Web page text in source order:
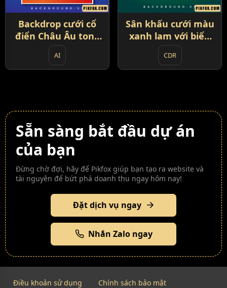
Backdrop cưới cổ
điển Châu Âu tone
vàng kem (93)
AI
Sân khấu cưới màu
xanh lam với biểu
tượng mặt trăng
(94)
CDR
Sẵn sàng bắt đầu dự án
của bạn
Đừng chờ đợi, hãy để Pikfox giúp bạn tạo ra website và
tài nguyên để bứt phá doanh thu ngay hôm nay!
Đặt dịch vụ ngay
Nhắn Zalo ngay
Điều khoản sử dụng Chính sách bảo mật